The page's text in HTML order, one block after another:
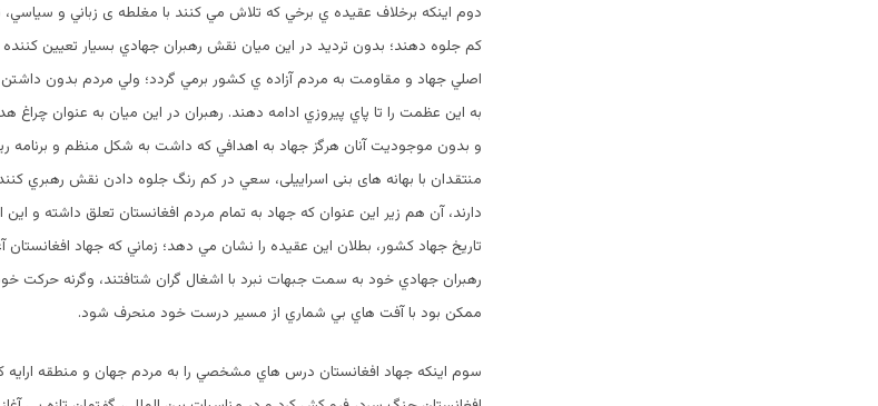
دوم اينكه برخلاف عقيده ي برخي كه تلاش مي كنند با مغلطه ی زباني و
كم جلوه دهند؛ بدون ترديد در اين ميان نقش رهبران جهادي بسيار تعيين
اصلي جهاد و مقاومت به مردم آزاده ي كشور برمي گردد؛ ولي مردم بدون داشتن
به اين عظمت را تا پاي پيروزي ادامه دهند. رهبران در اين ميان به عنوان
و بدون موجوديت آنان هرگز جهاد به اهدافي كه داشت به شكل منظم و برنامه
منتقدان با بهانه های بنی اسراييلی، سعي در كم رنگ جلوه دادن نقش رهبري
دارند، آن هم زير اين عنوان كه جهاد به تمام مردم افغانستان تعلق داشته و اين
تاريخ جهاد كشور، بطلان اين عقيده را نشان مي دهد؛ زماني كه جهاد
رهبران جهادي خود به سمت جبهات نبرد با اشغال گران شتافتند، وگرنه
ممكن بود با آفت هاي بي شماري از مسير درست خود منحرف شود.
سوم اينكه جهاد افغانستان درس هاي مشخصي را به مردم جهان و منطقه ارايه